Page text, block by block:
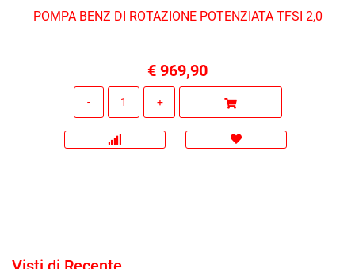
POMPA BENZ DI ROTAZIONE POTENZIATA TFSI 2,0
€ 969,90